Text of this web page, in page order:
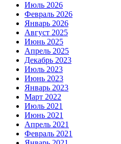
Июль 2026
Февраль 2026
Январь 2026
Август 2025
Июнь 2025
Апрель 2025
Декабрь 2023
Июль 2023
Июнь 2023
Январь 2023
Март 2022
Июль 2021
Июнь 2021
Апрель 2021
Февраль 2021